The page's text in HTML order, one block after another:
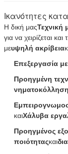
Ικανότητες
Η δική μαςΤεχνική
για να χειρίζεται
μευψηλή ακρίβεια
Επεξεργασία
Προηγμένη
καιΧάλυβα
Προηγμένος
ποιότηταςκαι